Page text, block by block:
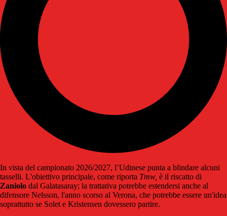
In vista del campionato 2026/2027, l’Udinese punta a blindare alcuni
tasselli. L'obiettivo principale, come riporta Tmw, è il riscatto di
Zaniolo dal Galatasaray; la trattativa potrebbe estendersi anche al
difensore Nelsson, l'anno scorso al Verona, che potrebbe essere un'idea
soprattutto se Solet e Kristensen dovessero partire.